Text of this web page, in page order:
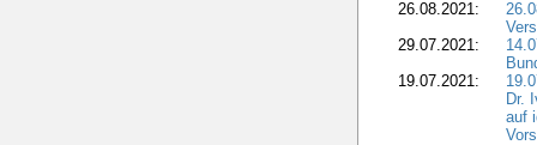
26.08.2021:
29.07.2021:
19.07.2021:
Dr.
auf